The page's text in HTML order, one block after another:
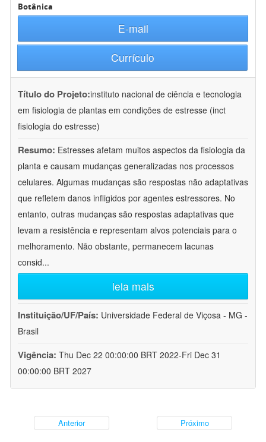
Botânica
E-mail
Currículo
Título do Projeto:instituto nacional de ciência e tecnologia
em fisiologia de plantas em condições de estresse (inct
fisiologia do estresse)
Resumo: Estresses afetam muitos aspectos da fisiologia da
planta e causam mudanças generalizadas nos processos
celulares. Algumas mudanças são respostas não adaptativas
que refletem danos infligidos por agentes estressores. No
entanto, outras mudanças são respostas adaptativas que
levam a resistência e representam alvos potenciais para o
melhoramento. Não obstante, permanecem lacunas
consid...
leia mais
Instituição/UF/País: Universidade Federal de Viçosa - MG -
Brasil
Vigência: Thu Dec 22 00:00:00 BRT 2022-Fri Dec 31
00:00:00 BRT 2027
Anterior Próximo